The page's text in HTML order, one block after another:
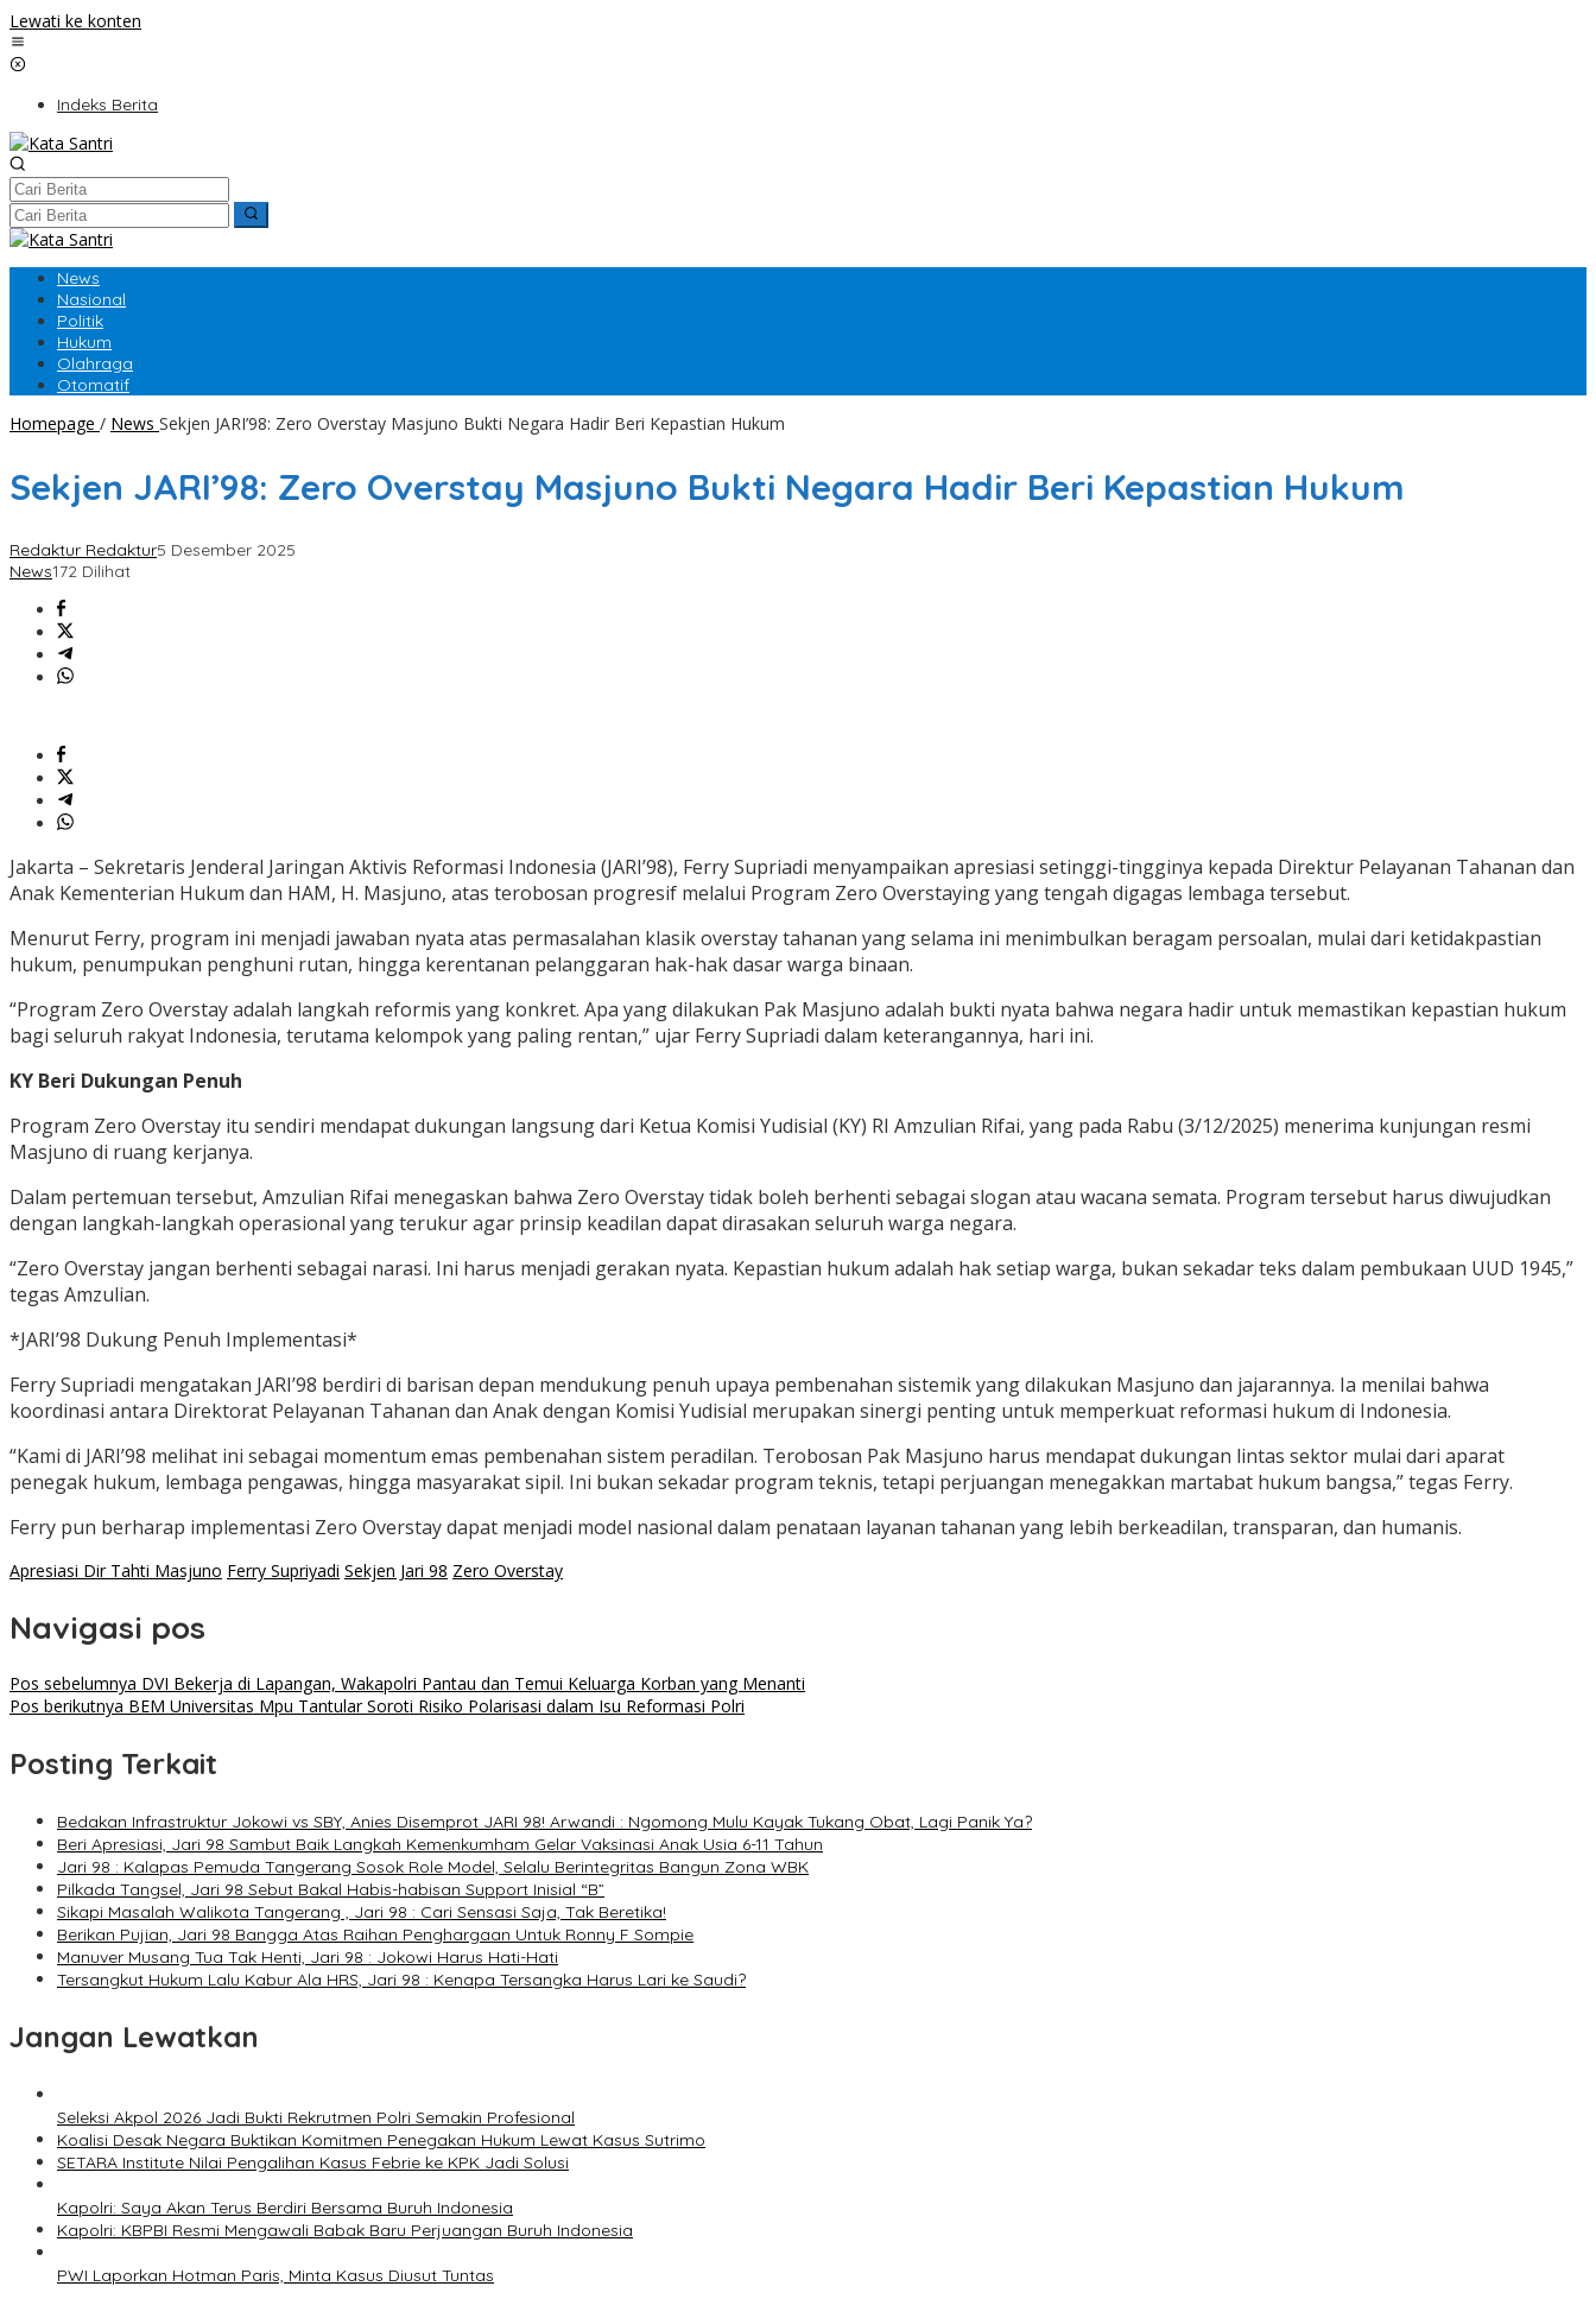
Lewati ke konten
Indeks Berita
News
Nasional
Politik
Hukum
Olahraga
Otomatif
Homepage / News Sekjen JARI’98: Zero Overstay Masjuno Bukti Negara Hadir Beri Kepastian Hukum
Sekjen JARI’98: Zero Overstay Masjuno Bukti Negara Hadir Beri Kepastian Hukum
Redaktur Redaktur5 Desember 2025
News172 Dilihat
Jakarta – Sekretaris Jenderal Jaringan Aktivis Reformasi Indonesia (JARI’98), Ferry Supriadi menyampaikan apresiasi setinggi-tingginya kepada Direktur Pelayanan Tahanan dan
Anak Kementerian Hukum dan HAM, H. Masjuno, atas terobosan progresif melalui Program Zero Overstaying yang tengah digagas lembaga tersebut.
Menurut Ferry, program ini menjadi jawaban nyata atas permasalahan klasik overstay tahanan yang selama ini menimbulkan beragam persoalan, mulai dari ketidakpastian
hukum, penumpukan penghuni rutan, hingga kerentanan pelanggaran hak-hak dasar warga binaan.
“Program Zero Overstay adalah langkah reformis yang konkret. Apa yang dilakukan Pak Masjuno adalah bukti nyata bahwa negara hadir untuk memastikan kepastian hukum
bagi seluruh rakyat Indonesia, terutama kelompok yang paling rentan,” ujar Ferry Supriadi dalam keterangannya, hari ini.
KY Beri Dukungan Penuh
Program Zero Overstay itu sendiri mendapat dukungan langsung dari Ketua Komisi Yudisial (KY) RI Amzulian Rifai, yang pada Rabu (3/12/2025) menerima kunjungan resmi
Masjuno di ruang kerjanya.
Dalam pertemuan tersebut, Amzulian Rifai menegaskan bahwa Zero Overstay tidak boleh berhenti sebagai slogan atau wacana semata. Program tersebut harus diwujudkan
dengan langkah-langkah operasional yang terukur agar prinsip keadilan dapat dirasakan seluruh warga negara.
“Zero Overstay jangan berhenti sebagai narasi. Ini harus menjadi gerakan nyata. Kepastian hukum adalah hak setiap warga, bukan sekadar teks dalam pembukaan UUD 1945,”
tegas Amzulian.
*JARI’98 Dukung Penuh Implementasi*
Ferry Supriadi mengatakan JARI’98 berdiri di barisan depan mendukung penuh upaya pembenahan sistemik yang dilakukan Masjuno dan jajarannya. Ia menilai bahwa
koordinasi antara Direktorat Pelayanan Tahanan dan Anak dengan Komisi Yudisial merupakan sinergi penting untuk memperkuat reformasi hukum di Indonesia.
“Kami di JARI’98 melihat ini sebagai momentum emas pembenahan sistem peradilan. Terobosan Pak Masjuno harus mendapat dukungan lintas sektor mulai dari aparat
penegak hukum, lembaga pengawas, hingga masyarakat sipil. Ini bukan sekadar program teknis, tetapi perjuangan menegakkan martabat hukum bangsa,” tegas Ferry.
Ferry pun berharap implementasi Zero Overstay dapat menjadi model nasional dalam penataan layanan tahanan yang lebih berkeadilan, transparan, dan humanis.
Apresiasi Dir Tahti Masjuno Ferry Supriyadi Sekjen Jari 98 Zero Overstay
Navigasi pos
Pos sebelumnya DVI Bekerja di Lapangan, Wakapolri Pantau dan Temui Keluarga Korban yang Menanti
Pos berikutnya BEM Universitas Mpu Tantular Soroti Risiko Polarisasi dalam Isu Reformasi Polri
Posting Terkait
Bedakan Infrastruktur Jokowi vs SBY, Anies Disemprot JARI 98! Arwandi : Ngomong Mulu Kayak Tukang Obat, Lagi Panik Ya?
Beri Apresiasi, Jari 98 Sambut Baik Langkah Kemenkumham Gelar Vaksinasi Anak Usia 6-11 Tahun
Jari 98 : Kalapas Pemuda Tangerang Sosok Role Model, Selalu Berintegritas Bangun Zona WBK
Pilkada Tangsel, Jari 98 Sebut Bakal Habis-habisan Support Inisial “B”
Sikapi Masalah Walikota Tangerang , Jari 98 : Cari Sensasi Saja, Tak Beretika!
Berikan Pujian, Jari 98 Bangga Atas Raihan Penghargaan Untuk Ronny F Sompie
Manuver Musang Tua Tak Henti, Jari 98 : Jokowi Harus Hati-Hati
Tersangkut Hukum Lalu Kabur Ala HRS, Jari 98 : Kenapa Tersangka Harus Lari ke Saudi?
Jangan Lewatkan
Seleksi Akpol 2026 Jadi Bukti Rekrutmen Polri Semakin Profesional
Koalisi Desak Negara Buktikan Komitmen Penegakan Hukum Lewat Kasus Sutrimo
SETARA Institute Nilai Pengalihan Kasus Febrie ke KPK Jadi Solusi
Kapolri: Saya Akan Terus Berdiri Bersama Buruh Indonesia
Kapolri: KBPBI Resmi Mengawali Babak Baru Perjuangan Buruh Indonesia
PWI Laporkan Hotman Paris, Minta Kasus Diusut Tuntas